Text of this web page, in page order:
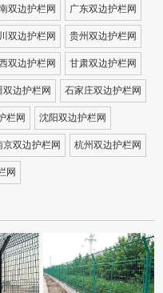
双边护栏网 广东双边护栏网
双边护栏网 贵州双边护栏网
双边护栏网 甘肃双边护栏网
双边护栏网 石家庄双边护栏网
栏网 沈阳双边护栏网
京双边护栏网 杭州双边护栏网
网